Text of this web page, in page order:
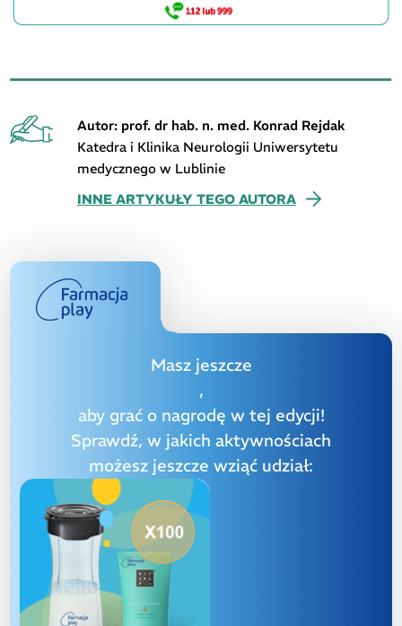
Autor: prof. dr hab. n. med. Konrad Rejdak
Katedra i Klinika Neurologii Uniwersytetu
medycznego w Lublinie
INNE ARTYKUŁY TEGO AUTORA
Masz jeszcze
,
aby grać o nagrodę w tej edycji!
Sprawdź, w jakich aktywnościach
możesz jeszcze wziąć udział: